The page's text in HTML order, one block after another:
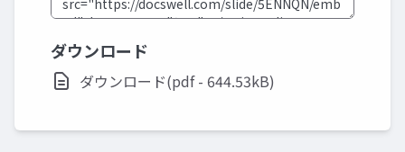
ダウンロード
ダウンロード(pdf - 644.53kB)